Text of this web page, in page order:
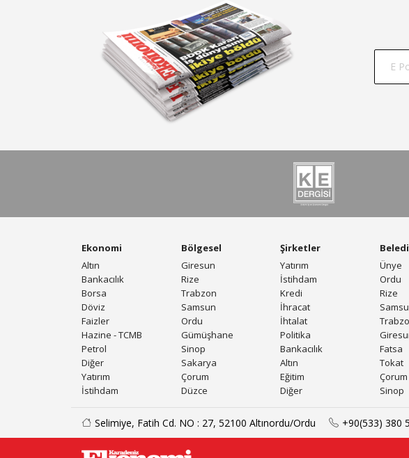
Ekonomi
Altın
Bankacılık
Borsa
Döviz
Faizler
Hazine - TCMB
Petrol
Diğer
Yatırım
İstihdam
Bölgesel
Giresun
Rize
Trabzon
Samsun
Ordu
Gümüşhane
Sinop
Sakarya
Çorum
Düzce
Şirketler
Yatırım
İstihdam
Kredi
İhracat
İhtalat
Politika
Bankacılık
Altın
Eğitim
Diğer
Ünye
Ordu
Rize
Fatsa
Tokat
Çorum
Sinop
Selimiye, Fatih Cd. NO : 27, 52100 Altınordu/Ordu +90(533) 380